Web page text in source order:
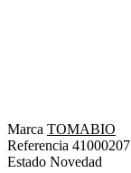
Marca TOMABIO
Referencia 41000207
Estado Novedad